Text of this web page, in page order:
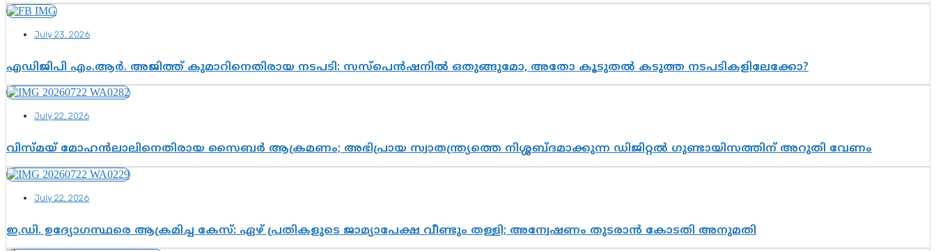
July 23, 2026
എഡിജിപി എം.ആർ. അജിത്ത് കുമാറിനെതിരായ നടപടി: സസ്പെൻഷനിൽ ഒതുങ്ങുമോ, അതോ കൂടുതൽ കടുത്ത നടപടികളിലേക്കോ?
July 22, 2026
വിസ്മയ് മോഹൻലാലിനെതിരായ സൈബർ ആക്രമണം; അഭിപ്രായ സ്വാതന്ത്ര്യത്തെ നിശ്ശബ്ദമാക്കുന്ന ഡിജിറ്റൽ ഗുണ്ടായിസത്തിന് അറുതി വേണം
July 22, 2026
ഇ.ഡി. ഉദ്യോഗസ്ഥരെ ആക്രമിച്ച കേസ്: ഏഴ് പ്രതികളുടെ ജാമ്യാപേക്ഷ വീണ്ടും തള്ളി; അന്വേഷണം തുടരാൻ കോടതി അനുമതി